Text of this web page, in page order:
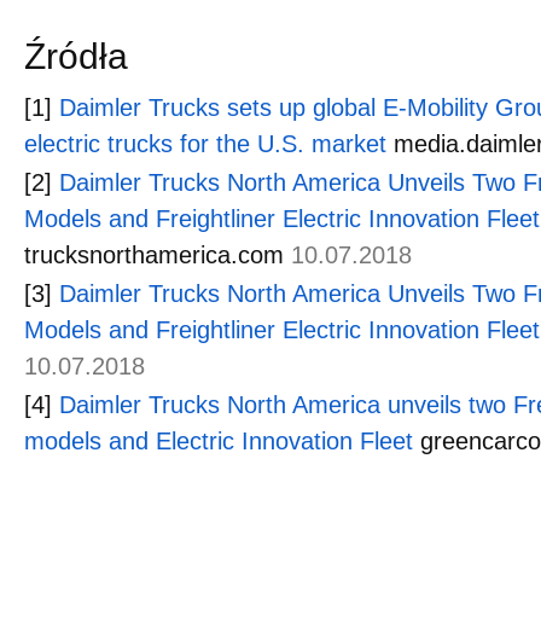
Źródła
[1] Daimler Trucks sets up global E-Mobility
electric trucks for the U.S. market
[2] Daimler Trucks North America Unveils Two
Models and Freightliner Electric Innovation Fleet
trucksnorthamerica.com 10.07.2018
[3] Daimler Trucks North America Unveils Two
Models and Freightliner Electric Innovation
10.07.2018
[4] Daimler Trucks North America unveils two
models and Electric Innovation Fleet